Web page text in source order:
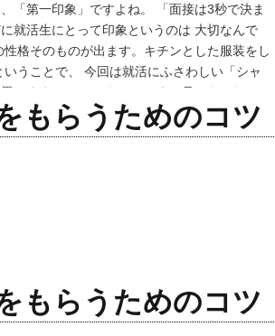
「第一印象」ですよね。 「面接は3秒で決ま
就活生にとって印象というのは 大切なんで
格そのものが出ます。キチンとした服装をし
うことで、 今回は就活にふさわしい「シャ
います。 （そんなところまで見てないだろ
生だけです。 社会人にとって…
もらうためのコツ
もらうためのコツ